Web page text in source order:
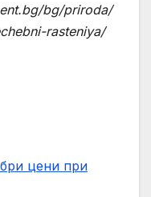
bg/priroda/
rasteniya/
цени при